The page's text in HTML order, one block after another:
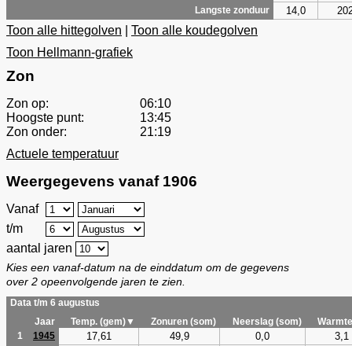
Langste zonduur 14,0
Toon alle hittegolven
Toon alle koudegolven
Toon Hellmann-grafiek
Zon
Zon op:
06:10
Hoogste punt:
13:45
Zon onder:
21:19
Actuele temperatuur
Weergegevens vanaf 1906
Vanaf
t/m
aantal jaren
Kies een vanaf-datum na de einddatum om de gegevens
over 2 opeenvolgende jaren te zien.
Data t/m 6 augustus
Jaar
Temp. (gem)▼ Zonuren (som) Neerslag (som)
1
1945 17,61 49,9 0,0 3,1